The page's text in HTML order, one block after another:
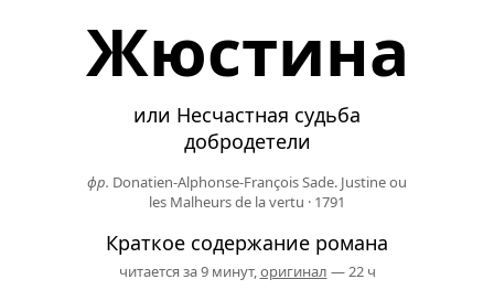
Жюстина
или Несчастная судьба
добродетели
фр. Donatien-Alphonse-François Sade. Justine ou
les Malheurs de la vertu · 1791
Краткое содержание романа
читается за 9 минут,оригинал — 22 ч